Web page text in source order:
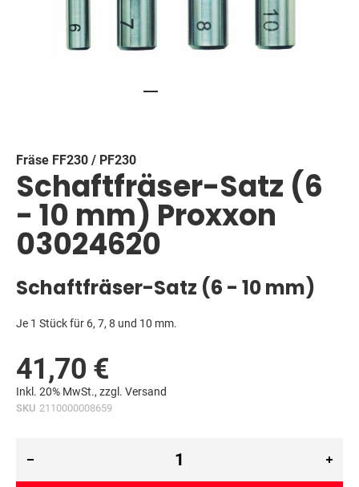
beginning
of
the
images
gallery
Fräse FF230 / PF230
Schaftfräser-Satz (6
- 10 mm) Proxxon
03024620
Schaftfräser-Satz (6 - 10 mm)
Je 1 Stück für 6, 7, 8 und 10 mm.
41,70 €
Inkl. 20% MwSt., zzgl. Versand
SKU 2110000008659